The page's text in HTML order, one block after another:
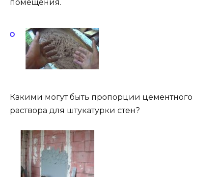
помещения.
Какими могут быть пропорции цементного
раствора для штукатурки стен?